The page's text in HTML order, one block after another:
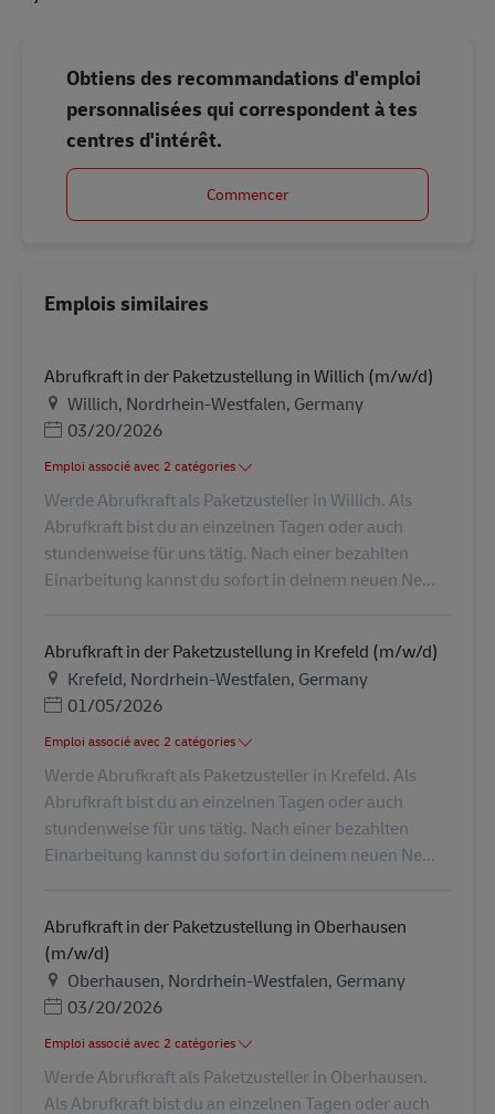
Obtiens des recommandations d'emploi
personnalisées qui correspondent à tes
centres d'intérêt.
Commencer
Emplois similaires
Abrufkraft in der Paketzustellung in Willich (m/w/d)
LieuWillich, Nordrhein-Westfalen, Germany
Posted Date
03/20/2026
Emploi associé avec 2 catégories
Werde Abrufkraft als Paketzusteller in Willich. Als
Abrufkraft bist du an einzelnen Tagen oder auch
stundenweise für uns tätig. Nach einer bezahlten
Einarbeitung kannst du sofort in deinem neuen Ne...
Abrufkraft in der Paketzustellung in Krefeld (m/w/d)
LieuKrefeld, Nordrhein-Westfalen, Germany
Posted Date
01/05/2026
Emploi associé avec 2 catégories
Werde Abrufkraft als Paketzusteller in Krefeld. Als
Abrufkraft bist du an einzelnen Tagen oder auch
stundenweise für uns tätig. Nach einer bezahlten
Einarbeitung kannst du sofort in deinem neuen Ne...
Abrufkraft in der Paketzustellung in Oberhausen
(m/w/d)
LieuOberhausen, Nordrhein-Westfalen, Germany
Posted Date
03/20/2026
Emploi associé avec 2 catégories
Werde Abrufkraft als Paketzusteller in Oberhausen.
Als Abrufkraft bist du an einzelnen Tagen oder auch